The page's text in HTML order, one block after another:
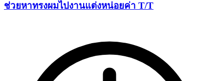
ช่วยหาทรงผมไปงานแต่งหน่อยค่า T/T